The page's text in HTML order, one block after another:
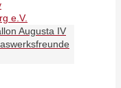
Augusta IV